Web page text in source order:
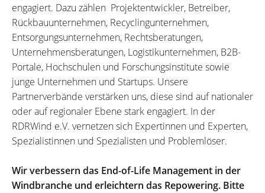
engagiert. Dazu zählen Projektentwickler, Betreiber,
Rückbauunternehmen, Recyclingunternehmen,
Entsorgungsunternehmen, Rechtsberatungen,
Unternehmensberatungen, Logistikunternehmen, B2B-
Portale, Hochschulen und Forschungsinstitute sowie
junge Unternehmen und Startups. Unsere
Partnerverbände verstärken uns, diese sind auf nationaler
oder auf regionaler Ebene stark engagiert. In der
RDRWind e.V. vernetzen sich Expertinnen und Experten,
Spezialistinnen und Spezialisten und Problemlöser.
Wir verbessern das End-of-Life Management in der
Windbranche und erleichtern das Repowering. Bitte